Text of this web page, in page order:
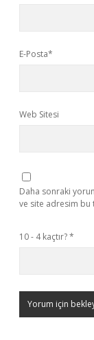
E-Posta*
Web Sitesi
Daha sonraki
ve site adresim bu
10 - 4 kaçtır?*